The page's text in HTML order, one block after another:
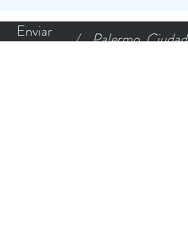
Enviar Palermo,
/